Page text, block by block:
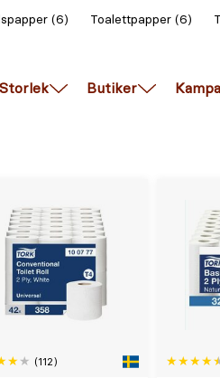
(6) Toalettpapper (6)
Storlek Butiker
(112)